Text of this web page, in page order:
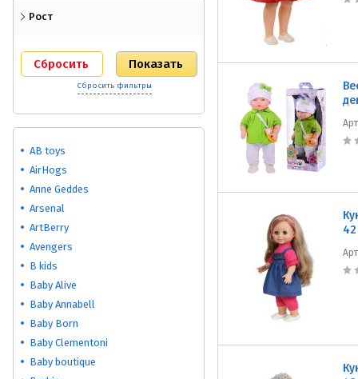
Рост
Сбросить фильтры
AB toys
AirHogs
Anne Geddes
Arsenal
ArtBerry
Avengers
B kids
Baby Alive
Baby Annabell
Baby Born
Baby Clementoni
Baby boutique